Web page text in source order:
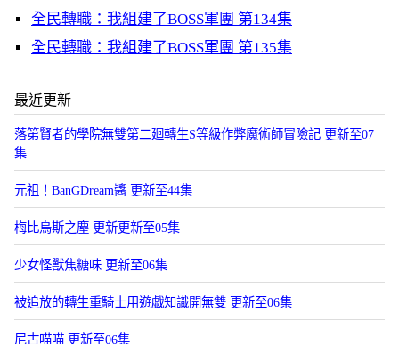
全民轉職：我組建了BOSS軍團 第134集
全民轉職：我組建了BOSS軍團 第135集
最近更新
落第賢者的學院無雙第二廻轉生S等級作弊魔術師冒險記 更新至07
集
元祖！BanGDream醬 更新至44集
梅比烏斯之塵 更新更新至05集
少女怪獸焦糖味 更新至06集
被追放的轉生重騎士用遊戯知識開無雙 更新至06集
尼古喵喵 更新至06集